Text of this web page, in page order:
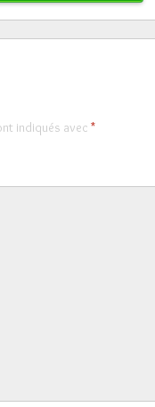
indiqués avec *